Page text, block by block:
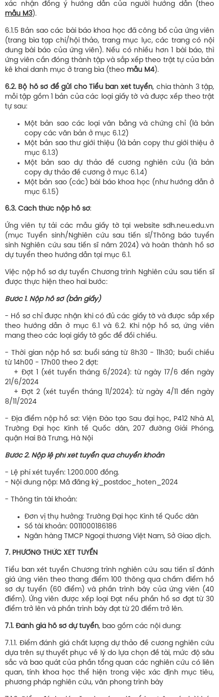
xác nhận đồng ý hướng dẫn của người hướng dẫn (theo
mẫu M3).
6.1.5 Bản sao các bài báo khoa học đã công bố của ứng viên
(trang bìa tạp chí/hội thảo, trang mục lục, các trang có nội
dung bài báo của ứng viên). Nếu có nhiều hơn 1 bài báo, thì
ứng viên cần đóng thành tập và sắp xếp theo trật tự của bản
kê khai danh mục ở trang bìa (theo mẫu M4).
6.2. Bộ hồ sơ để gửi cho Tiểu ban xét tuyển, chia thành 3 tập,
mỗi tập gồm 1 bản của các loại giấy tờ và được xếp theo trật
tự sau:
Một bản sao các loại văn bằng và chứng chỉ (là bản
copy các văn bản ở mục 6.1.2)
Một bản sao thư giới thiệu (là bản copy thư giới thiệu ở
mục 6.1.3)
Một bản sao dự thảo đề cương nghiên cứu (là bản
copy dự thảo đề cương ở mục 6.1.4)
Một bản sao (các) bài báo khoa học (như hướng dẫn ở
mục 6.1.5)
6.3. Cách thức nộp hồ sơ:
Ứng viên tự tải các mẫu giấy tờ tại website sdh.neu.edu.vn
(mục Tuyển sinh/Nghiên cứu sau tiến sĩ/Thông báo tuyển
sinh Nghiên cứu sau tiến sĩ năm 2024) và hoàn thành hồ sơ
dự tuyển theo hướng dẫn tại mục 6.1.
Việc nộp hồ sơ dự tuyển Chương trình Nghiên cứu sau tiến sĩ
được thực hiện theo hai bước:
Bước 1. Nộp hồ sơ (bản giấy)
- Hồ sơ chỉ được nhận khi có đủ các giấy tờ và được sắp xếp
theo hướng dẫn ở mục 6.1 và 6.2. Khi nộp hồ sơ, ứng viên
mang theo các loại giấy tờ gốc để đối chiếu.
- Thời gian nộp hồ sơ: buổi sáng từ 8h30 - 11h30; buổi chiều
từ 14h00 - 17h00 theo 2 đợt:
+ Đợt 1 (xét tuyển tháng 6/2024): từ ngày 17/6 đến ngày
21/6/2024
+ Đợt 2 (xét tuyển tháng 11/2024): từ ngày 4/11 đến ngày
8/11/2024
- Địa điểm nộp hồ sơ: Viện Đào tạo Sau đại học, P412 Nhà A1,
Trường Đại học Kinh tế Quốc dân, 207 đường Giải Phóng,
quận Hai Bà Trưng, Hà Nội
Bước 2. Nộp lệ phí xét tuyển qua chuyển khoản
- Lệ phí xét tuyển: 1.200.000 đồng.
- Nội dung nộp: Mã đăng ký_postdoc_hoten_2024
- Thông tin tài khoản:
Đơn vị thụ hưởng: Trường Đại học Kinh tế Quốc dân
Số tài khoản: 0011000186186
Ngân hàng TMCP Ngoại thương Việt Nam, Sở Giao dịch.
7. PHƯƠNG THỨC XÉT TUYỂN
Tiểu ban xét tuyển Chương trình nghiên cứu sau tiến sĩ đánh
giá ứng viên theo thang điểm 100 thông qua chấm điểm hồ
sơ dự tuyển (60 điểm) và phần trình bày của ứng viên (40
điểm). Ứng viên được xếp loại Đạt nếu phần hồ sơ đạt từ 30
điểm trở lên và phần trình bày đạt từ 20 điểm trở lên.
7.1. Đánh giá hồ sơ dự tuyển, bao gồm các nội dung:
7.1.1. Điểm đánh giá chất lượng dự thảo đề cương nghiên cứu
dựa trên sự thuyết phục về lý do lựa chọn đề tài, mức độ sâu
sắc và bao quát của phần tổng quan các nghiên cứu có liên
quan, tính khoa học thể hiện trong việc xác định mục tiêu,
phương pháp nghiên cứu, văn phong trình bày